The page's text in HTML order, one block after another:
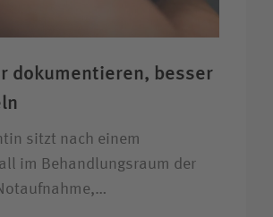
dokumentieren, besser
sitzt nach einem
im Behandlungsraum der